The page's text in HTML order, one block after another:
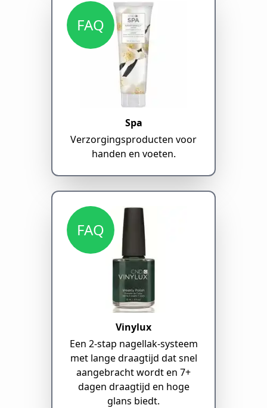
FAQ
Spa
Verzorgingsproducten voor
handen en voeten.
FAQ
Vinylux
Een 2-stap nagellak-systeem
met lange draagtijd dat snel
aangebracht wordt en 7+
dagen draagtijd en hoge
glans biedt.